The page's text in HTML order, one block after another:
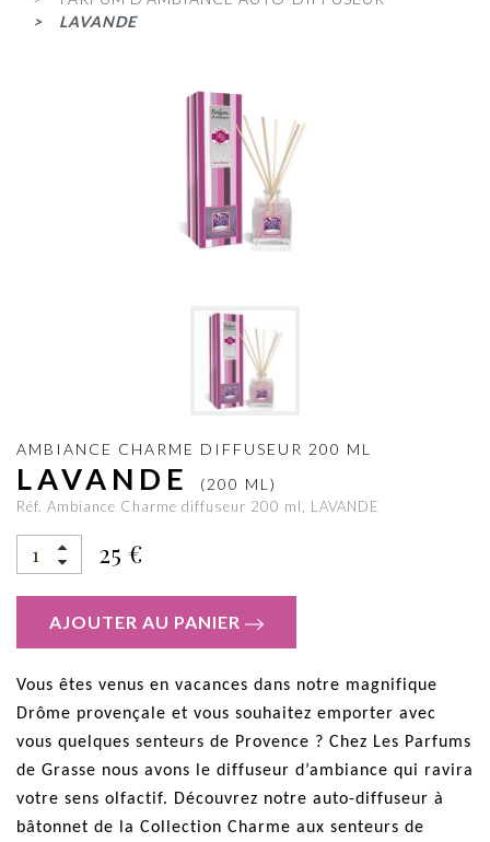
LAVANDE
AMBIANCE CHARME DIFFUSEUR 200 ML
LAVANDE (200 ML)
Réf. Ambiance Charme diffuseur 200 ml, LAVANDE
25 €
AJOUTER AU PANIER
Vous êtes venus en vacances dans notre magnifique
Drôme provençale et vous souhaitez emporter avec
vous quelques senteurs de Provence ? Chez Les Parfums
de Grasse nous avons le diffuseur d’ambiance qui ravira
votre sens olfactif. Découvrez notre auto-diffuseur à
bâtonnet de la Collection Charme aux senteurs de